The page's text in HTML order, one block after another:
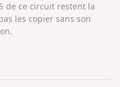
de ce circuit restent la
les copier sans son